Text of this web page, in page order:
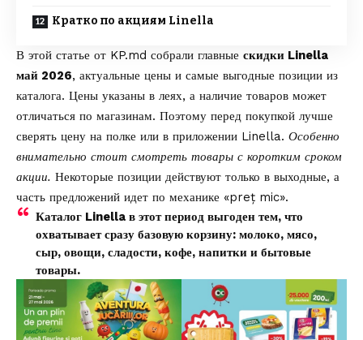
Кратко по акциям Linella
В этой статье от KP.md собрали главные скидки Linella
май 2026, актуальные цены и самые выгодные позиции из
каталога. Цены указаны в леях, а наличие товаров может
отличаться по магазинам. Поэтому перед покупкой лучше
сверять цену на полке или в приложении Linella. Особенно
внимательно стоит смотреть товары с коротким сроком
акции. Некоторые позиции действуют только в выходные, а
часть предложений идет по механике «preț mic».
Каталог Linella в этот период выгоден тем, что
охватывает сразу базовую корзину: молоко, мясо,
сыр, овощи, сладости, кофе, напитки и бытовые
товары.